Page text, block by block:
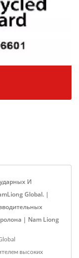
И
Global. |
| Nam Liong
высоких